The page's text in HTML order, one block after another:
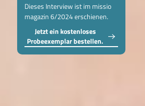
Dieses Interview ist im missio
magazin 6/2024 erschienen.
Jetzt ein kostenloses
Probeexemplar bestellen.